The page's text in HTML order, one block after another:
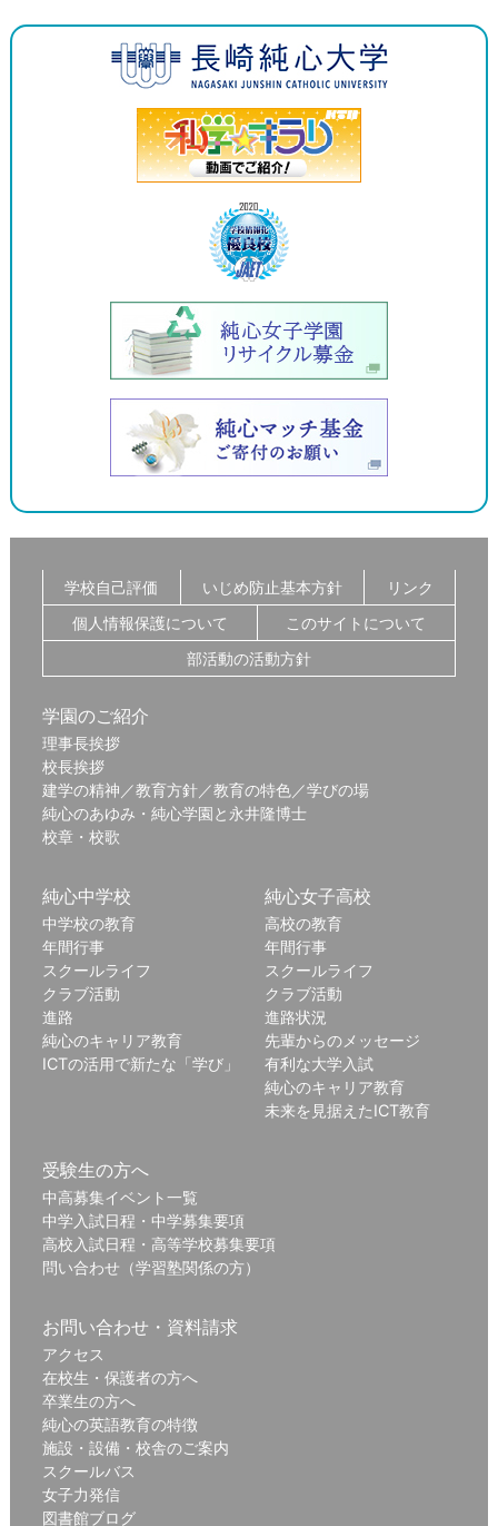
学校自己評価 いじめ防止基本方針
リンク
個人情報保護について
このサイトについて
部活動の活動方針
学園のご紹介
理事長挨拶
校長挨拶
建学の精神／教育方針／教育の特色／学びの場
純心のあゆみ・純心学園と永井隆博士
校章・校歌
純心中学校
中学校の教育
年間行事
スクールライフ
クラブ活動
進路
純心のキャリア教育
ICTの活用で新たな「学び」
純心女子高校
高校の教育
年間行事
スクールライフ
クラブ活動
進路状況
先輩からのメッセージ
有利な大学入試
純心のキャリア教育
未来を見据えたICT教育
受験生の方へ
中高募集イベント一覧
中学入試日程・中学募集要項
高校入試日程・高等学校募集要項
問い合わせ（学習塾関係の方）
お問い合わせ・資料請求
アクセス
在校生・保護者の方へ
卒業生の方へ
純心の英語教育の特徴
施設・設備・校舎のご案内
スクールバス
女子力発信
図書館ブログ